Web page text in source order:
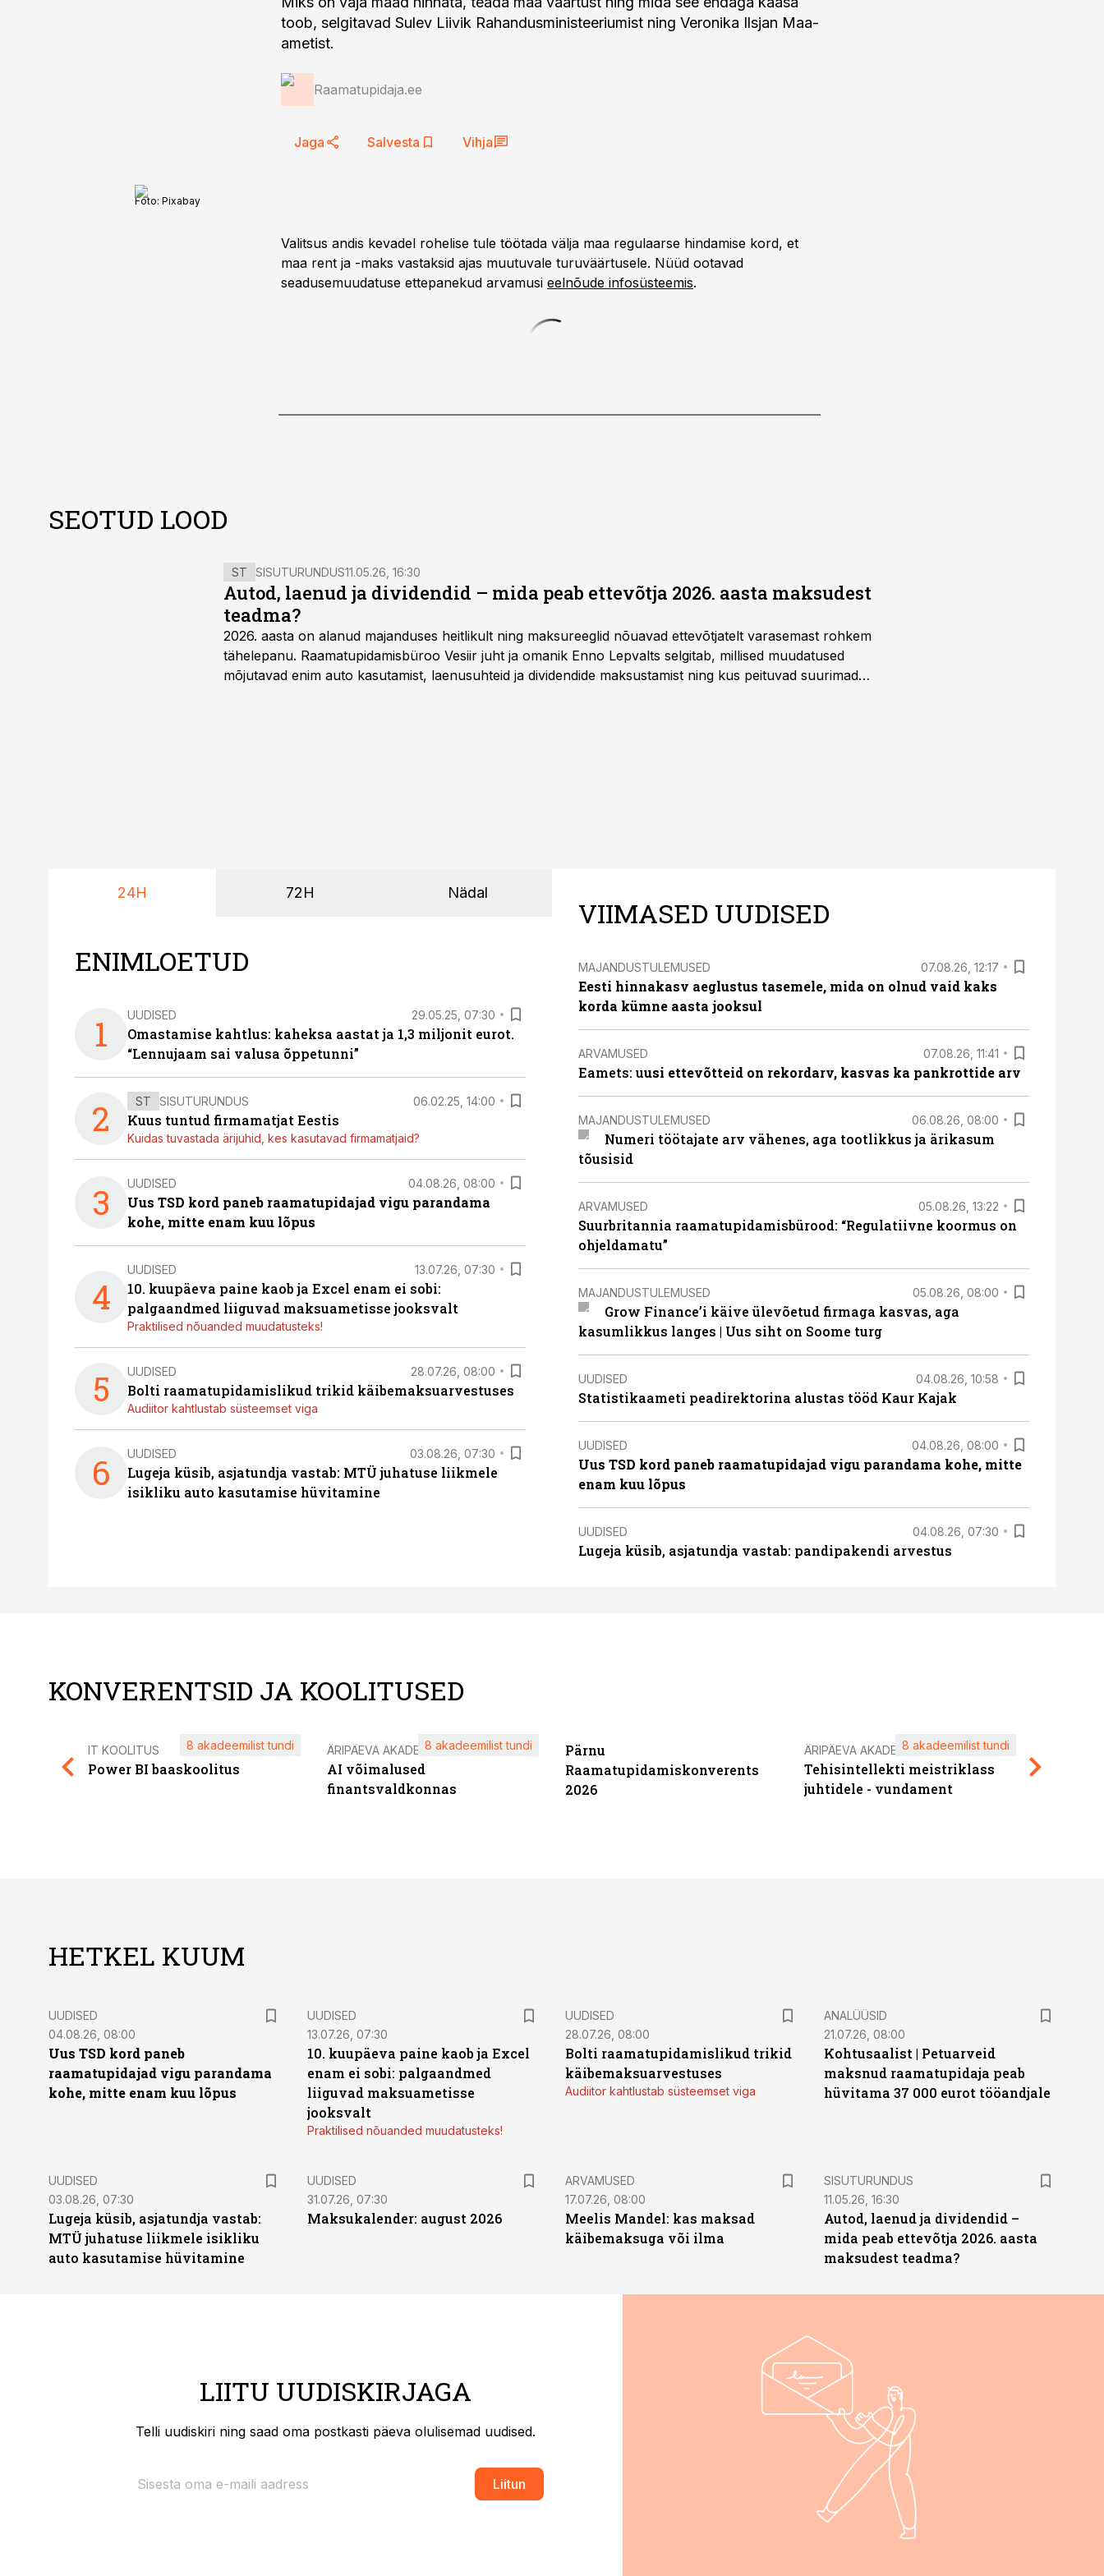
toob, selgitavad Sulev Liivik Rahandusministeeriumist ning Veronika Ilsjan Maa-
ametist.
Raamatupidaja.ee
Jaga Salvesta Vihja
Foto: Pixabay
Valitsus andis kevadel rohelise tule töötada välja maa regulaarse hindamise kord, et
maa rent ja -maks vastaksid ajas muutuvale turuväärtusele. Nüüd ootavad
seadusemuudatuse ettepanekud arvamusi eelnõude infosüsteemis.
SEOTUD LOOD
ST SISUTURUNDUS11.05.26, 16:30
Autod, laenud ja dividendid – mida peab ettevõtja 2026. aasta maksudest
teadma?
2026. aasta on alanud majanduses heitlikult ning maksureeglid nõuavad ettevõtjatelt varasemast rohkem
tähelepanu. Raamatupidamisbüroo Vesiir juht ja omanik Enno Lepvalts selgitab, millised muudatused
mõjutavad enim auto kasutamist, laenusuhteid ja dividendide maksustamist ning kus peituvad suurimad
24H 72H Nädal
ENIMLOETUD
1 UUDISED 29.05.25, 07:30
Omastamise kahtlus: kaheksa aastat ja 1,3 miljonit eurot.
“Lennujaam sai valusa õppetunni”
2 ST SISUTURUNDUS 06.02.25, 14:00
Kuus tuntud firmamatjat Eestis
Kuidas tuvastada ärijuhid, kes kasutavad firmamatjaid?
3 UUDISED 04.08.26, 08:00
Uus TSD kord paneb raamatupidajad vigu parandama
kohe, mitte enam kuu lõpus
4
UUDISED 13.07.26, 07:30
10. kuupäeva paine kaob ja Excel enam ei sobi:
palgaandmed liiguvad maksuametisse jooksvalt
Praktilised nõuanded muudatusteks!
5 UUDISED 28.07.26, 08:00
Bolti raamatupidamislikud trikid käibemaksuarvestuses
Audiitor kahtlustab süsteemset viga
6 UUDISED 03.08.26, 07:30
Lugeja küsib, asjatundja vastab: MTÜ juhatuse liikmele
isikliku auto kasutamise hüvitamine
VIIMASED UUDISED
MAJANDUSTULEMUSED 07.08.26, 12:17
Eesti hinnakasv aeglustus tasemele, mida on olnud vaid kaks
korda kümne aasta jooksul
ARVAMUSED 07.08.26, 11:41
Eamets: uusi ettevõtteid on rekordarv, kasvas ka pankrottide arv
MAJANDUSTULEMUSED 06.08.26, 08:00
Numeri töötajate arv vähenes, aga tootlikkus ja ärikasum
tõusisid
ARVAMUSED 05.08.26, 13:22
Suurbritannia raamatupidamisbürood: “Regulatiivne koormus on
ohjeldamatu”
MAJANDUSTULEMUSED 05.08.26, 08:00
Grow Finance’i käive ülevõetud firmaga kasvas, aga
kasumlikkus langes | Uus siht on Soome turg
UUDISED 04.08.26, 10:58
Statistikaameti peadirektorina alustas tööd Kaur Kajak
UUDISED 04.08.26, 08:00
Uus TSD kord paneb raamatupidajad vigu parandama kohe, mitte
enam kuu lõpus
UUDISED 04.08.26, 07:30
Lugeja küsib, asjatundja vastab: pandipakendi arvestus
KONVERENTSID JA KOOLITUSED
IT KOOLITUS
Power BI baaskoolitus
8 akadeemilist tundi ÄRIPÄEVA AKADEEMIA
AI võimalused
finantsvaldkonnas
8 akadeemilist tundi
Pärnu
Raamatupidamiskonverents
2026
ÄRIPÄEVA AKADEEMIA
Tehisintellekti meistriklass
juhtidele - vundament
8 akadeemilist tundi
HETKEL KUUM
UUDISED
04.08.26, 08:00
Uus TSD kord paneb
raamatupidajad vigu parandama
kohe, mitte enam kuu lõpus
UUDISED
13.07.26, 07:30
10. kuupäeva paine kaob ja Excel
enam ei sobi: palgaandmed
liiguvad maksuametisse
jooksvalt
Praktilised nõuanded muudatusteks!
UUDISED
28.07.26, 08:00
Bolti raamatupidamislikud trikid
käibemaksuarvestuses
Audiitor kahtlustab süsteemset viga
ANALÜÜSID
21.07.26, 08:00
Kohtusaalist | Petuarveid
maksnud raamatupidaja peab
hüvitama 37 000 eurot tööandjale
UUDISED
03.08.26, 07:30
Lugeja küsib, asjatundja vastab:
MTÜ juhatuse liikmele isikliku
auto kasutamise hüvitamine
UUDISED
31.07.26, 07:30
Maksukalender: august 2026
ARVAMUSED
17.07.26, 08:00
Meelis Mandel: kas maksad
käibemaksuga või ilma
ST
SISUTURUNDUS
11.05.26, 16:30
Autod, laenud ja dividendid –
mida peab ettevõtja 2026. aasta
maksudest teadma?
LIITU UUDISKIRJAGA
Telli uudiskiri ning saad oma postkasti päeva olulisemad uudised.
Liitun